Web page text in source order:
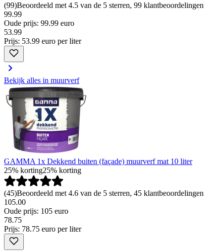
(99)Beoordeeld met 4.5 van de 5 sterren, 99 klantbeoordelingen
99.99
Oude prijs: 99.99 euro
53.99
Prijs: 53.99 euro per liter
Bekijk alles in muurverf
GAMMA 1x Dekkend buiten (façade) muurverf mat 10 liter
25% korting25% korting
(45)Beoordeeld met 4.6 van de 5 sterren, 45 klantbeoordelingen
105.00
Oude prijs: 105 euro
78.75
Prijs: 78.75 euro per liter